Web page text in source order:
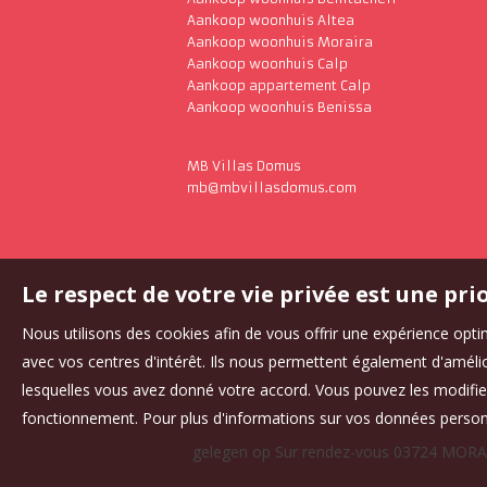
Aankoop woonhuis Altea
Aankoop woonhuis Moraira
Aankoop woonhuis Calp
Aankoop appartement Calp
Aankoop woonhuis Benissa
MB Villas Domus
mb@mbvillasdomus.com
gelegen op Sur rendez-vous 03724
Le respect de votre vie privée est une
Nous utilisons des cookies afin de vous offrir une expérience
avec vos centres d'intérêt. Ils nous permettent également
lesquelles vous avez donné votre accord. Vous pouvez les
fonctionnement. Pour plus d'informations sur vos données